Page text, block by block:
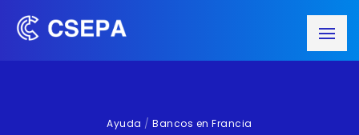
Ayuda /Bancos en Francia